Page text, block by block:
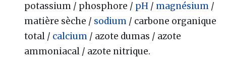
potassium / phosphore / pH / magnésium /
matière sèche / sodium / carbone organique
total / calcium / azote dumas / azote
ammoniacal / azote nitrique.